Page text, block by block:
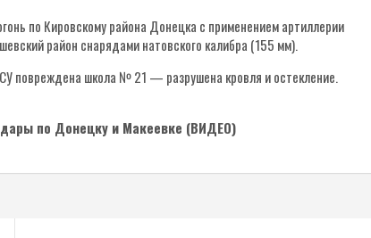
по Кировскому района Донецка с применением артиллерии
район снарядами натовского калибра (155 мм).
повреждена школа № 21 — разрушена кровля и остекление.
по Донецку и Макеевке (ВИДЕО)